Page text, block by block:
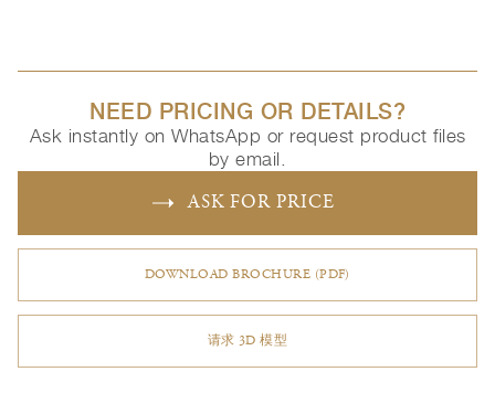
NEED PRICING OR DETAILS?
Ask instantly on WhatsApp or request product files
by email.
ASK FOR PRICE
DOWNLOAD BROCHURE (PDF)
请求 3D 模型